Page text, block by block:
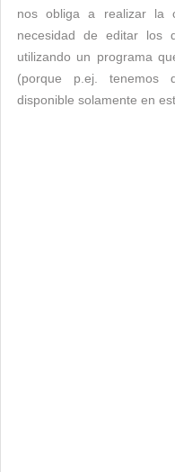
nos obliga a realizar la
necesidad de editar los
utilizando un programa
(porque p.ej. tenemos
disponible solamente en